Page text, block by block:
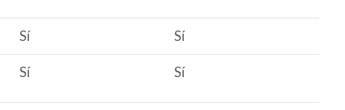
Sí Sí
Sí Sí